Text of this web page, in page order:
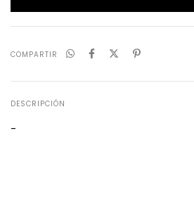
COMPARTIR
DESCRIPCIÓN
-